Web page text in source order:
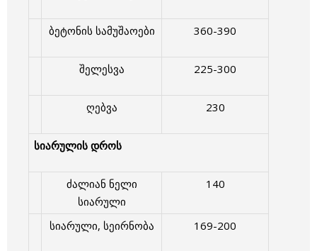
ბეტონის სამუშაოები 360-390
შელესვა 225-300
ღებვა 230
სიარულის დროს
ძალიან ნელი
სიარული
140
სიარული, სეირნობა 169-200